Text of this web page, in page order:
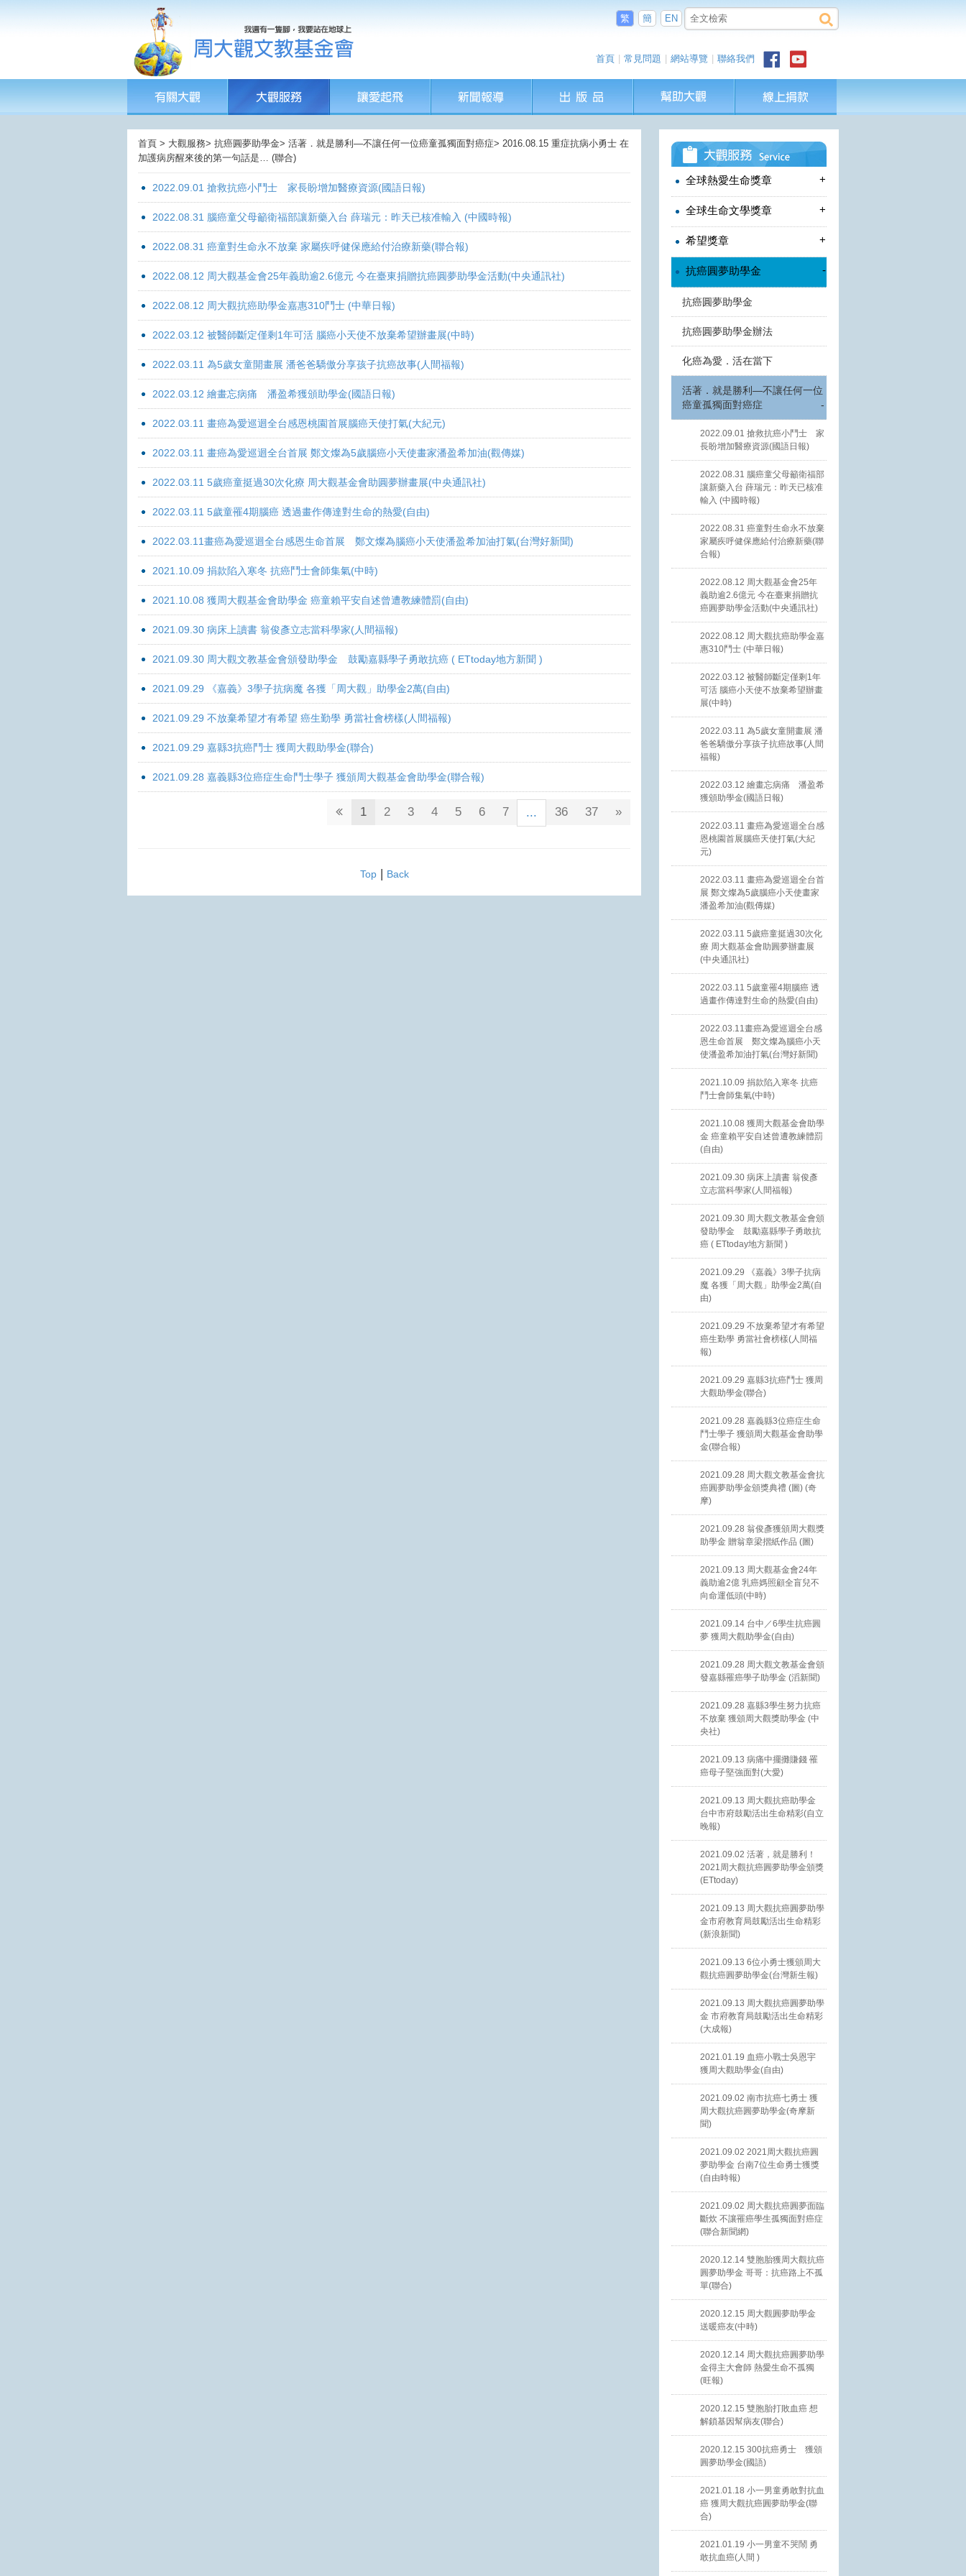
繁 簡 EN
首頁 常見問題 網站導覽 聯絡我們
首頁 > 大觀服務> 抗癌圓夢助學金> 活著．就是勝利—不讓任何一位癌童孤獨面對癌症> 2016.08.15 重症抗病小勇士 在
加護病房醒來後的第一句話是… (聯合)
2022.09.01 搶救抗癌小鬥士 家長盼增加醫療資源(國語日報)
2022.08.31 腦癌童父母籲衛福部讓新藥入台 薛瑞元：昨天已核准輸入 (中國時報)
2022.08.31 癌童對生命永不放棄 家屬疾呼健保應給付治療新藥(聯合報)
2022.08.12 周大觀基金會25年義助逾2.6億元 今在臺東捐贈抗癌圓夢助學金活動(中央通訊社)
2022.08.12 周大觀抗癌助學金嘉惠310鬥士 (中華日報)
2022.03.12 被醫師斷定僅剩1年可活 腦癌小天使不放棄希望辦畫展(中時)
2022.03.11 為5歲女童開畫展 潘爸爸驕傲分享孩子抗癌故事(人間福報)
2022.03.12 繪畫忘病痛 潘盈希獲頒助學金(國語日報)
2022.03.11 畫癌為愛巡迴全台感恩桃園首展腦癌天使打氣(大紀元)
2022.03.11 畫癌為愛巡迴全台首展 鄭文燦為5歲腦癌小天使畫家潘盈希加油(觀傳媒)
2022.03.11 5歲癌童挺過30次化療 周大觀基金會助圓夢辦畫展(中央通訊社)
2022.03.11 5歲童罹4期腦癌 透過畫作傳達對生命的熱愛(自由)
2022.03.11畫癌為愛巡迴全台感恩生命首展 鄭文燦為腦癌小天使潘盈希加油打氣(台灣好新聞)
2021.10.09 捐款陷入寒冬 抗癌鬥士會師集氣(中時)
2021.10.08 獲周大觀基金會助學金 癌童賴平安自述曾遭教練體罰(自由)
2021.09.30 病床上讀書 翁俊彥立志當科學家(人間福報)
2021.09.30 周大觀文教基金會頒發助學金 鼓勵嘉縣學子勇敢抗癌 ( ETtoday地方新聞 )
2021.09.29 《嘉義》3學子抗病魔 各獲「周大觀」助學金2萬(自由)
2021.09.29 不放棄希望才有希望 癌生勤學 勇當社會榜樣(人間福報)
2021.09.29 嘉縣3抗癌鬥士 獲周大觀助學金(聯合)
2021.09.28 嘉義縣3位癌症生命鬥士學子 獲頒周大觀基金會助學金(聯合報)
1 2 3 4 5 6 7 ... 36 37 »
Top| Back
全球熱愛生命獎章 +
全球生命文學獎章 +
希望獎章 +
抗癌圓夢助學金 -
抗癌圓夢助學金
抗癌圓夢助學金辦法
化癌為愛．活在當下
活著．就是勝利—不讓任何一位
癌童孤獨面對癌症
-
2022.09.01 搶救抗癌小鬥士 家
長盼增加醫療資源(國語日報)
2022.08.31 腦癌童父母籲衛福部
讓新藥入台 薛瑞元：昨天已核准
輸入 (中國時報)
2022.08.31 癌童對生命永不放棄
家屬疾呼健保應給付治療新藥(聯
合報)
2022.08.12 周大觀基金會25年
義助逾2.6億元 今在臺東捐贈抗
癌圓夢助學金活動(中央通訊社)
2022.08.12 周大觀抗癌助學金嘉
惠310鬥士 (中華日報)
2022.03.12 被醫師斷定僅剩1年
可活 腦癌小天使不放棄希望辦畫
展(中時)
2022.03.11 為5歲女童開畫展 潘
爸爸驕傲分享孩子抗癌故事(人間
福報)
2022.03.12 繪畫忘病痛 潘盈希
獲頒助學金(國語日報)
2022.03.11 畫癌為愛巡迴全台感
恩桃園首展腦癌天使打氣(大紀
元)
2022.03.11 畫癌為愛巡迴全台首
展 鄭文燦為5歲腦癌小天使畫家
潘盈希加油(觀傳媒)
2022.03.11 5歲癌童挺過30次化
療 周大觀基金會助圓夢辦畫展
(中央通訊社)
2022.03.11 5歲童罹4期腦癌 透
過畫作傳達對生命的熱愛(自由)
2022.03.11畫癌為愛巡迴全台感
恩生命首展 鄭文燦為腦癌小天
使潘盈希加油打氣(台灣好新聞)
2021.10.09 捐款陷入寒冬 抗癌
鬥士會師集氣(中時)
2021.10.08 獲周大觀基金會助學
金 癌童賴平安自述曾遭教練體罰
(自由)
2021.09.30 病床上讀書 翁俊彥
立志當科學家(人間福報)
2021.09.30 周大觀文教基金會頒
發助學金 鼓勵嘉縣學子勇敢抗
癌 ( ETtoday地方新聞 )
2021.09.29 《嘉義》3學子抗病
魔 各獲「周大觀」助學金2萬(自
由)
2021.09.29 不放棄希望才有希望
癌生勤學 勇當社會榜樣(人間福
報)
2021.09.29 嘉縣3抗癌鬥士 獲周
大觀助學金(聯合)
2021.09.28 嘉義縣3位癌症生命
鬥士學子 獲頒周大觀基金會助學
金(聯合報)
2021.09.28 周大觀文教基金會抗
癌圓夢助學金頒獎典禮 (圖) (奇
摩)
2021.09.28 翁俊彥獲頒周大觀獎
助學金 贈翁章梁摺紙作品 (圖)
2021.09.13 周大觀基金會24年
義助逾2億 乳癌媽照顧全盲兒不
向命運低頭(中時)
2021.09.14 台中／6學生抗癌圓
夢 獲周大觀助學金(自由)
2021.09.28 周大觀文教基金會頒
發嘉縣罹癌學子助學金 (滔新聞)
2021.09.28 嘉縣3學生努力抗癌
不放棄 獲頒周大觀獎助學金 (中
央社)
2021.09.13 病痛中擺攤賺錢 罹
癌母子堅強面對(大愛)
2021.09.13 周大觀抗癌助學金
台中市府鼓勵活出生命精彩(自立
晚報)
2021.09.02 活著，就是勝利！
2021周大觀抗癌圓夢助學金頒獎
(ETtoday)
2021.09.13 周大觀抗癌圓夢助學
金市府教育局鼓勵活出生命精彩
(新浪新聞)
2021.09.13 6位小勇士獲頒周大
觀抗癌圓夢助學金(台灣新生報)
2021.09.13 周大觀抗癌圓夢助學
金 市府教育局鼓勵活出生命精彩
(大成報)
2021.01.19 血癌小戰士吳恩宇
獲周大觀助學金(自由)
2021.09.02 南市抗癌七勇士 獲
周大觀抗癌圓夢助學金(奇摩新
聞)
2021.09.02 2021周大觀抗癌圓
夢助學金 台南7位生命勇士獲獎
(自由時報)
2021.09.02 周大觀抗癌圓夢面臨
斷炊 不讓罹癌學生孤獨面對癌症
(聯合新聞網)
2020.12.14 雙胞胎獲周大觀抗癌
圓夢助學金 哥哥：抗癌路上不孤
單(聯合)
2020.12.15 周大觀圓夢助學金
送暖癌友(中時)
2020.12.14 周大觀抗癌圓夢助學
金得主大會師 熱愛生命不孤獨
(旺報)
2020.12.15 雙胞胎打敗血癌 想
解鎖基因幫病友(聯合)
2020.12.15 300抗癌勇士 獲頒
圓夢助學金(國語)
2021.01.18 小一男童勇敢對抗血
癌 獲周大觀抗癌圓夢助學金(聯
合)
2021.01.19 小一男童不哭鬧 勇
敢抗血癌(人間 )